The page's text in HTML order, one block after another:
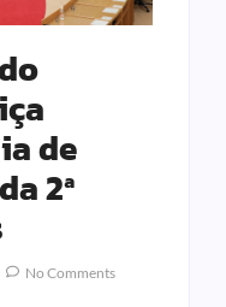
de
2ª
No Comments